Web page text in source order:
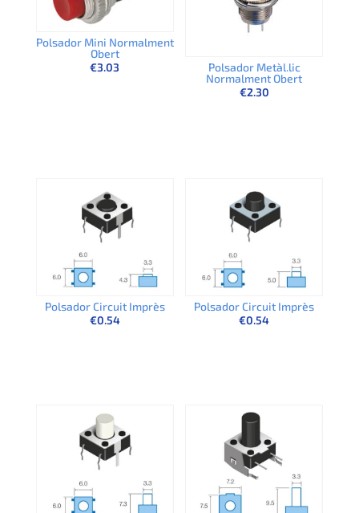
Polsador Mini Normalment
Obert
€3.03
Polsador Metàl.lic
Normalment Obert
€2.30
Polsador Circuit Imprès
€0.54
Polsador Circuit Imprès
€0.54